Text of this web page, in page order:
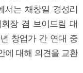
서는 채창일 경성리
장 겸 브이드림 대
창업가 간 연대 중
에 대해 의견을 교환